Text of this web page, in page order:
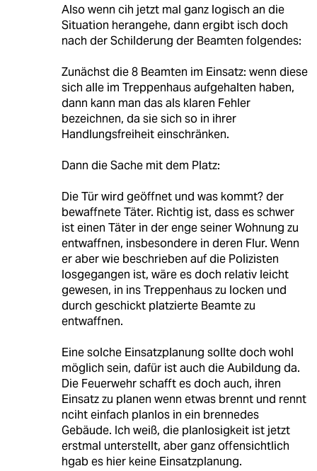
Also wenn cih jetzt mal ganz logisch an die
Situation herangehe, dann ergibt isch doch
nach der Schilderung der Beamten folgendes:
Zunächst die 8 Beamten im Einsatz: wenn diese
sich alle im Treppenhaus aufgehalten haben,
dann kann man das als klaren Fehler
bezeichnen, da sie sich so in ihrer
Handlungsfreiheit einschränken.
Dann die Sache mit dem Platz:
Die Tür wird geöffnet und was kommt? der
bewaffnete Täter. Richtig ist, dass es schwer
ist einen Täter in der enge seiner Wohnung zu
entwaffnen, insbesondere in deren Flur. Wenn
er aber wie beschrieben auf die Polizisten
losgegangen ist, wäre es doch relativ leicht
gewesen, in ins Treppenhaus zu locken und
durch geschickt platzierte Beamte zu
entwaffnen.
Eine solche Einsatzplanung sollte doch wohl
möglich sein, dafür ist auch die Aubildung da.
Die Feuerwehr schafft es doch auch, ihren
Einsatz zu planen wenn etwas brennt und rennt
nciht einfach planlos in ein brennedes
Gebäude. Ich weiß, die planlosigkeit ist jetzt
erstmal unterstellt, aber ganz offensichtlich
hgab es hier keine Einsatzplanung.